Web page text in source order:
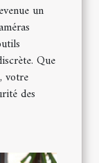
un
Que
votre
des